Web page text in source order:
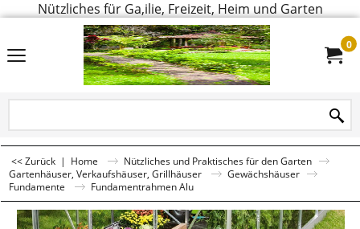
Nützliches für Ga,ilie, Freizeit, Heim und Garten
0
<< Zurück | Home
Nützliches und Praktisches für den Garten
Gartenhäuser, Verkaufshäuser, Grillhäuser
Gewächshäuser
Fundamente
Fundamentrahmen Alu